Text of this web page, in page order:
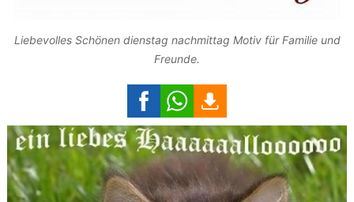
Liebevolles Schönen dienstag nachmittag Motiv für Familie und
Freunde.